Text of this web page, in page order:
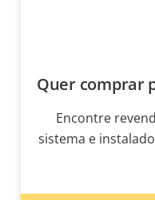
Quer comprar
Encontre
sistema e